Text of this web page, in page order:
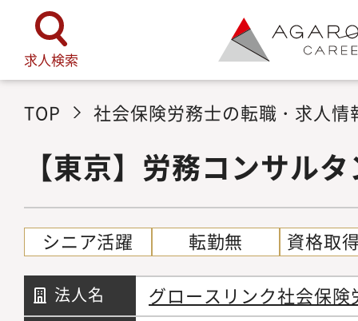
求人検索
TOP 社会保険労務士の転職・求人情
【東京】労務コンサル
シニア活躍 転勤無 資格取
法人名 グロースリンク社会保険